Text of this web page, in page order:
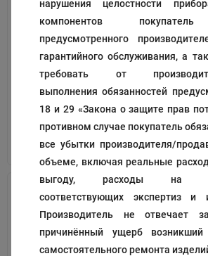
нарушения целостности
компонентов
предусмотренного
гарантийного обслуживания, а
требовать от
выполнения обязанностей
18 и 29 «Закона о защите прав
противном случае покупатель
все убытки производителя/
объеме, включая реальные
выгоду, расходы на
соответствующих экспертиз и
Производитель не отвечает
причинённый ущерб
самостоятельного ремонта
Прокладки
194050
В корзину
шайбы
Код:
24